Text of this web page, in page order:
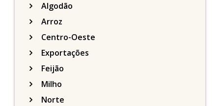
Algodão
Arroz
Centro-Oeste
Exportações
Feijão
Milho
Norte